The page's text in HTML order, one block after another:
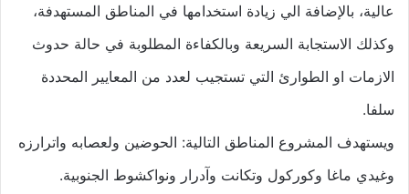
عالية، بالإضافة الي زيادة استخدامها في المناطق المستهدفة،
وكذلك الاستجابة السريعة وبالكفاءة المطلوبة في حالة حدوث
الازمات او الطوارئ التي تستجيب لعدد من المعايير المحددة
سلفا.
ويستهدف المشروع المناطق التالية: الحوضين ولعصابه واترارزه
وغيدي ماغا وكوركول وتكانت وآدرار ونواكشوط الجنوبية.